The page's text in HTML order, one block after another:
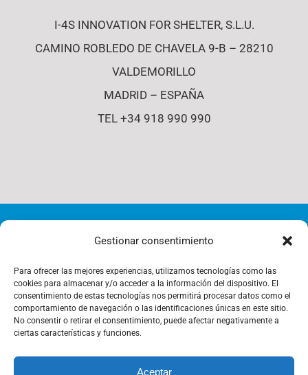
Gestionar consentimiento
Para ofrecer las mejores experiencias, utilizamos tecnologías como las
cookies para almacenar y/o acceder a la información del dispositivo. El
consentimiento de estas tecnologías nos permitirá procesar datos como el
comportamiento de navegación o las identificaciones únicas en este sitio.
No consentir o retirar el consentimiento, puede afectar negativamente a
ciertas características y funciones.
Aceptar
I-4S INNOVATION FOR SHELTER, S.L.U.
CAMINO ROBLEDO DE CHAVELA 9-B – 28210
VALDEMORILLO
MADRID – ESPAÑA
TEL +34 918 990 990
Política de Cookies
Política de Privacidad
Política de Gestión